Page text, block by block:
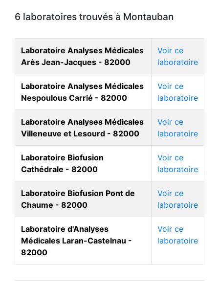
6 laboratoires trouvés à Montauban
Laboratoire Analyses Médicales
Arès Jean-Jacques - 82000
Voir ce
laboratoire
Laboratoire Analyses Médicales
Nespoulous Carrié - 82000
Voir ce
laboratoire
Laboratoire Analyses Médicales
Villeneuve et Lesourd - 82000
Voir ce
laboratoire
Laboratoire Biofusion
Cathédrale - 82000
Voir ce
laboratoire
Laboratoire Biofusion Pont de
Chaume - 82000
Voir ce
laboratoire
Laboratoire d'Analyses
Médicales Laran-Castelnau -
82000
Voir ce
laboratoire